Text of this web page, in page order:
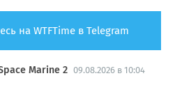
на WTFTime в Telegram
Marine 2 09.08.2026 в 10:04